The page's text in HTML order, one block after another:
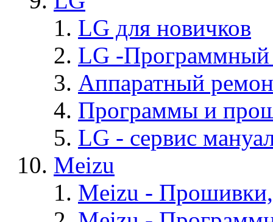
LG для новичков
LG -Программный
Аппаратный
Программы и
LG - cервис
Meizu
Meizu -